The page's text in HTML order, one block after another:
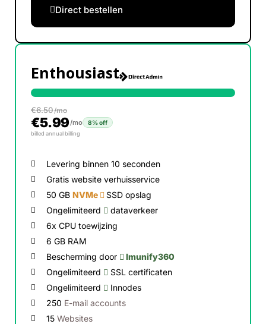
Direct bestellen
Enthousiast
€6.50/mo
€5.99 /mo 8% off
billed annual billing
Levering binnen 10 seconden
Gratis website verhuisservice
50 GBNVMe
SSD opslag
Ongelimiteerd
dataverkeer
6x CPU toewijzing
6 GB RAM
Bescherming door
Imunify360
Ongelimiteerd
SSL certificaten
Ongelimiteerd
Innodes
250 E-mail accounts
15Websites